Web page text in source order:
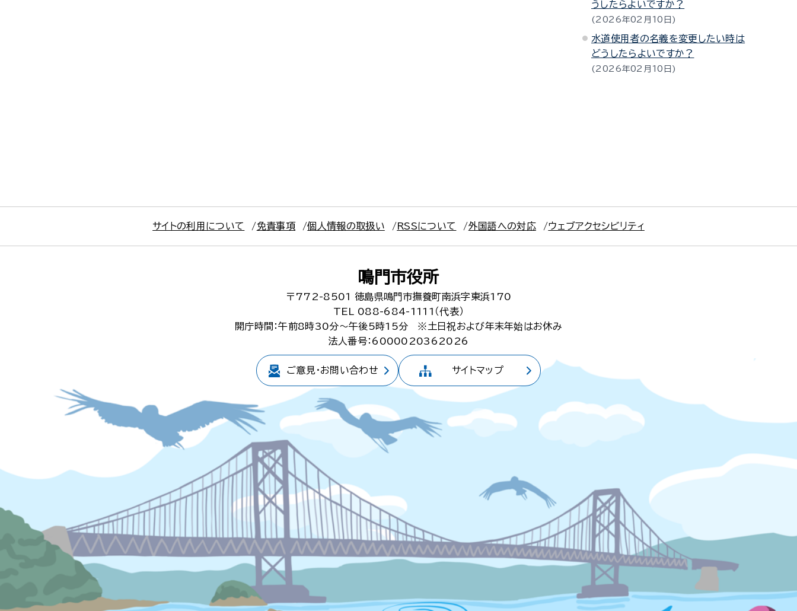
うしたらよいですか？
2026年02月10日
水道使用者の名義を変更したい時は
どうしたらよいですか？
2026年02月10日
サイトの利用について 免責事項 個人情報の取扱い RSSについて 外国語への対応 ウェブアクセシビリティ
鳴門市役所
〒772-8501
徳島県鳴門市撫養町南浜字東浜170
TEL 088-684-1111（代表）
開庁時間：午前8時30分～午後5時15分
※土日祝および年末年始はお休み
法人番号：6000020362026
ご意見・お問い合わせ サイトマップ